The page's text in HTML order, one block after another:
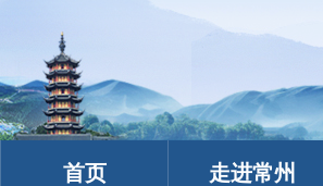
首页 走进常州